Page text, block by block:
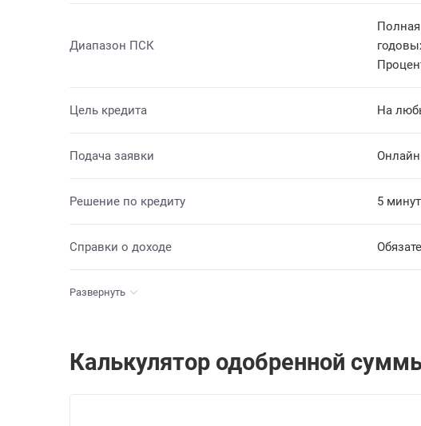
Диапазон ПСК
Полная
Цель кредита На
Подача заявки
Решение по кредиту 5 минут
Справки о доходе
Развернуть
Калькулятор одобренной